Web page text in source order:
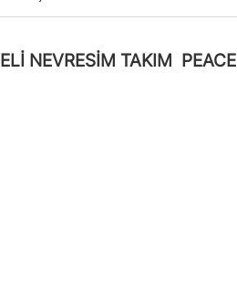
NEVRESİM TAKIM PEACE